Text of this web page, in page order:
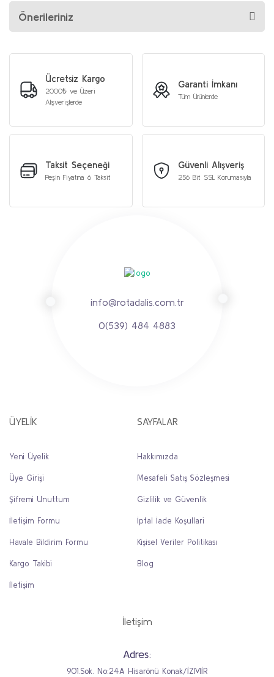
Önerileriniz
Ücretsiz Kargo
2000₺ ve Üzeri
Alışverişlerde
Garanti İmkanı
Tüm Ürünlerde
Taksit Seçeneği
Peşin Fiyatına 6 Taksit
Güvenli Alışveriş
256 Bit SSL Korumasıyla
info@rotadalis.com.tr
0(539) 484 4883
ÜYELİK
Yeni Üyelik
Üye Girişi
Şifremi Unuttum
İletişim Formu
Havale Bildirim Formu
Kargo Takibi
İletişim
SAYFALAR
Hakkımızda
Mesafeli Satış Sözleşmesi
Gizlilik ve Güvenlik
İptal İade Koşullari
Kişisel Veriler Politikası
Blog
İletişim
Adres:
901.Sok. No:24A Hisarönü Konak/İZMİR